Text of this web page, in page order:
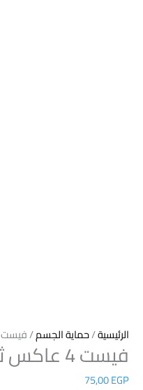
الرئيسية/حماية الجسم/ فيست 4 عاكس ثقيل هوك صينى
فيست 4 عاكس ثقيل هوك صينى
75,00EGP